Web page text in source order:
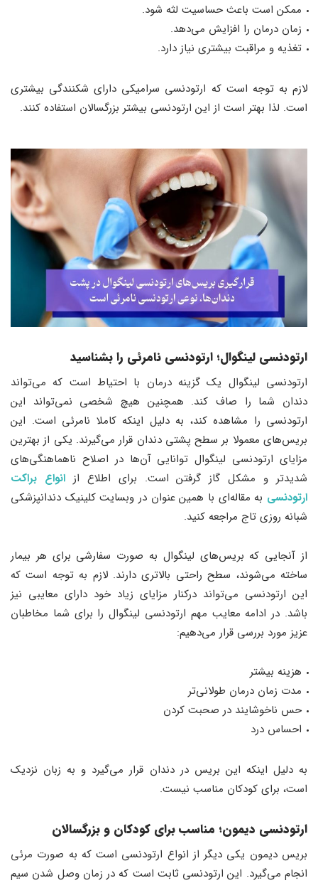
ممکن است باعث حساسیت لثه شود.
زمان درمان را افزایش می‌دهد.
تغذیه و مراقبت بیشتری نیاز دارد.
لازم به توجه است که ارتودنسی سرامیکی دارای شکنندگی بیشتری
است. لذا بهتر است از این ارتودنسی بیشتر بزرگسالان استفاده کنند.
ارتودنسی لینگوال؛ ارتودنسی نامرئی را بشناسید
ارتودنسی لینگوال یک گزینه درمان با احتیاط است که می‌تواند
دندان شما را صاف کند. همچنین هیچ شخصی نمی‌تواند این
ارتودنسی را مشاهده کند، به دلیل اینکه کاملا نامرئی است. این
بریس‌های معمولا بر سطح پشتی دندان قرار می‌گیرند. یکی از بهترین
مزایای ارتودنسی لینگوال توانایی آن‌ها در اصلاح ناهماهنگی‌های
شدیدتر و مشکل گاز گرفتن است. برای اطلاع ازانواع براکت
ارتودنسی به مقاله‌ای با همین عنوان در وبسایت کلینیک دندانپزشکی
شبانه روزی تاج مراجعه کنید.
از آنجایی که بریس‌های لینگوال به صورت سفارشی برای هر بیمار
ساخته می‌شوند، سطح راحتی بالاتری دارند. لازم به توجه است که
این ارتودنسی می‌تواند درکنار مزایای زیاد خود دارای معایبی نیز
باشد. در ادامه معایب مهم ارتودنسی لینگوال را برای شما مخاطبان
عزیز مورد بررسی قرار می‌دهیم:
هزینه بیشتر
مدت زمان درمان طولانی‌تر
حس ناخوشایند در صحبت کردن
احساس درد
به دلیل اینکه این بریس‌ در دندان قرار می‌گیرد و به زبان نزدیک
است، برای کودکان مناسب نیست.
ارتودنسی دیمون؛ مناسب برای کودکان و بزرگسالان
بریس دیمون یکی دیگر از انواع ارتودنسی است که به صورت مرئی
انجام می‌گیرد. این ارتودنسی ثابت است که در زمان وصل شدن سیم